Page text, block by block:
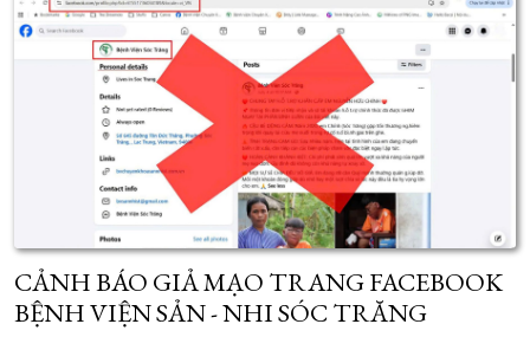
CẢNH BÁO GIẢ MẠO TRANG FACEBOOK
BỆNH VIỆN SẢN - NHI SÓC TRĂNG